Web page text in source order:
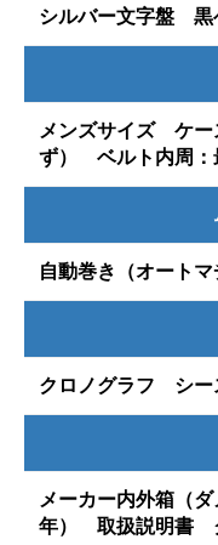
シルバー文字盤 黒
メンズサイズ ケー
ず） ベルト内周：
自動巻き（オート
クロノグラフ シ
メーカー内外箱（
年） 取扱説明書